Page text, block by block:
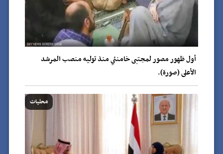
أول ظهور مصور لمجتبى خامنئي منذ توليه منصب المرشد
الأعلى (صورة).
محليات